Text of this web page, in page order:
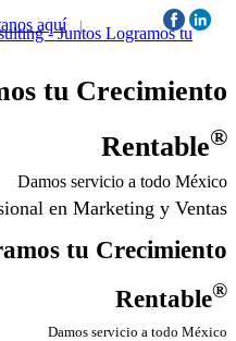
aquí | Síguenos:
tu Crecimiento
Rentable®
Damos servicio a todo México
en Marketing y Ventas
tu Crecimiento
Rentable®
Damos servicio a todo México